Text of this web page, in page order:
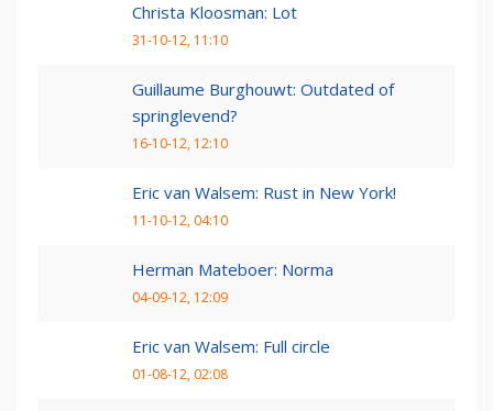
Christa Kloosman: Lot
31-10-12, 11:10
Guillaume Burghouwt: Outdated of
springlevend?
16-10-12, 12:10
Eric van Walsem: Rust in New York!
11-10-12, 04:10
Herman Mateboer: Norma
04-09-12, 12:09
Eric van Walsem: Full circle
01-08-12, 02:08